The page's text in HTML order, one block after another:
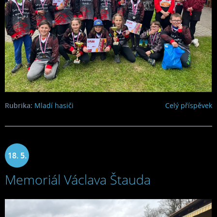
Celý příspěvek
Rubrika: Mladí hasiči
18. 5.
2023
Memoriál Václava Štauda